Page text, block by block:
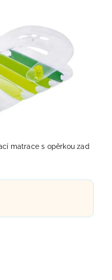
matrace s opěrkou zad